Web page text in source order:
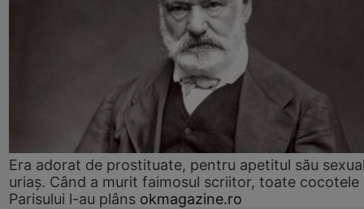
Era adorat de prostituate, pentru apetitul său
uriaș. Când a murit faimosul scriitor, toate cocotele
Parisului l-au plâns okmagazine.ro